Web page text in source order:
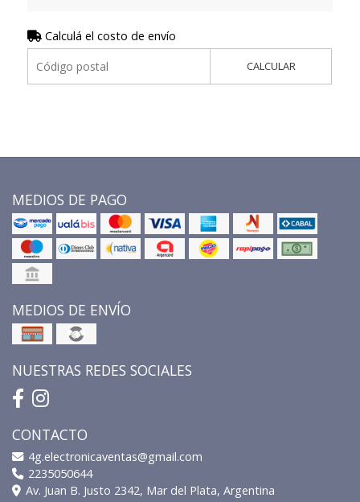
Calculá el costo de envío
CALCULAR
MEDIOS DE PAGO
MEDIOS DE ENVÍO
NUESTRAS REDES SOCIALES
CONTACTO
4g.electronicaventas@gmail.com
2235050644
Av. Juan B. Justo 2342, Mar del Plata, Argentina